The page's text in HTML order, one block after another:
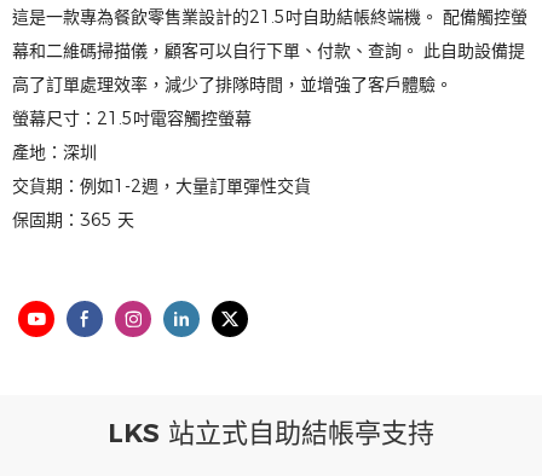
這是一款專為餐飲零售業設計的21.5吋自助結帳終端機。 配備觸控螢
幕和二維碼掃描儀，顧客可以自行下單、付款、查詢。 此自助設備提
高了訂單處理效率，減少了排隊時間，並增強了客戶體驗。
螢幕尺寸：21.5吋電容觸控螢幕
產地：深圳
交貨期：例如1-2週，大量訂單彈性交貨
保固期：365 天
LKS 站立式自助結帳亭支持